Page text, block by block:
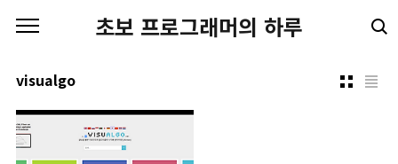
초보 프로그래머의 하루
visualgo